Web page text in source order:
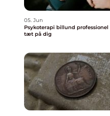
05. Jun
Psykoterapi billund professionel støtte
tæt på dig